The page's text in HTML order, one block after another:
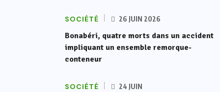
SOCIÉTÉ 26 JUIN 2026
Bonabéri, quatre morts dans un accident
impliquant un ensemble remorque-
conteneur
SOCIÉTÉ
24 JUIN